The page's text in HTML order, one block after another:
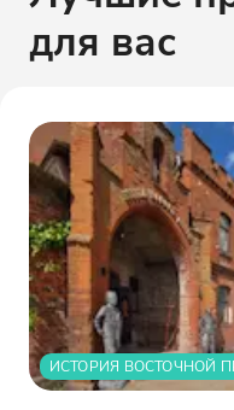
для вас
ИСТОРИЯ ВОСТОЧНОЙ